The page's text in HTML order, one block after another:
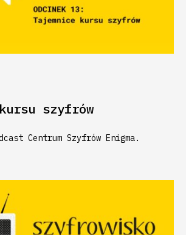
szyfrów
Centrum Szyfrów Enigma.